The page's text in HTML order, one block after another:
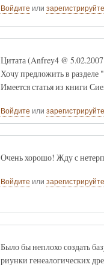
Войдите или
Цитата (Anfrey4 @
Хочу предложить в
Имеется статья из книги
Войдите или
Очень хорошо! Жду с
Войдите или
Было бы неплохо создать
риунки генеалогических